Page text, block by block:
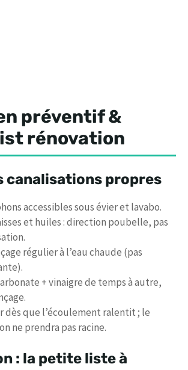
préventif &
rénovation
canalisations propres
accessibles sous évier et lavabo.
et huiles : direction poubelle, pas
régulier à l’eau chaude (pas
+ vinaigre de temps à autre,
dès que l’écoulement ralentit ; le
ne prendra pas racine.
: la petite liste à